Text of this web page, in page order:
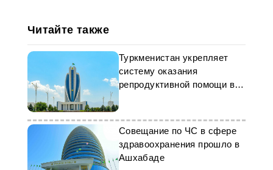
Читайте также
Туркменистан укрепляет
систему оказания
репродуктивной помощи в
Совещание по ЧС в сфере
здравоохранения прошло в
Ашхабаде